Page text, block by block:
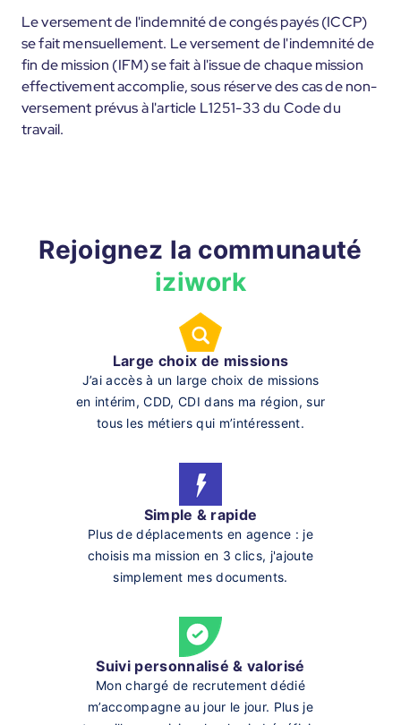
Le versement de l'indemnité de congés payés (ICCP)
se fait mensuellement. Le versement de l'indemnité de
fin de mission (IFM) se fait à l'issue de chaque mission
effectivement accomplie, sous réserve des cas de non-
versement prévus à l'article L1251-33 du Code du
travail.
Rejoignez la communauté
iziwork
Large choix de missions
J’ai accès à un large choix de missions
en intérim, CDD, CDI dans ma région, sur
tous les métiers qui m’intéressent.
Simple & rapide
Plus de déplacements en agence : je
choisis ma mission en 3 clics, j'ajoute
simplement mes documents.
Suivi personnalisé & valorisé
Mon chargé de recrutement dédié
m’accompagne au jour le jour. Plus je